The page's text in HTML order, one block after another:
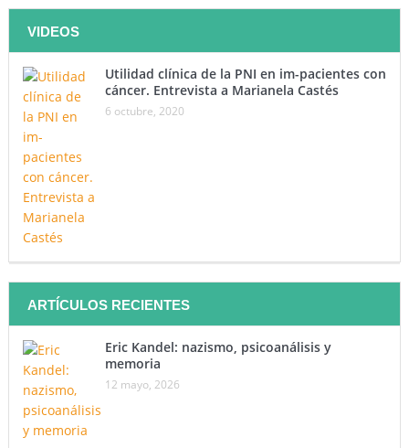
VIDEOS
Utilidad clínica de la PNI en im-pacientes con
cáncer. Entrevista a Marianela Castés
6 octubre, 2020
ARTÍCULOS RECIENTES
Eric Kandel: nazismo, psicoanálisis y
memoria
12 mayo, 2026